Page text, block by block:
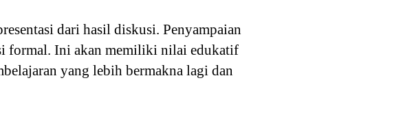
dari hasil diskusi. Penyampaian
formal. Ini akan memiliki nilai edukatif
yang lebih bermakna lagi dan